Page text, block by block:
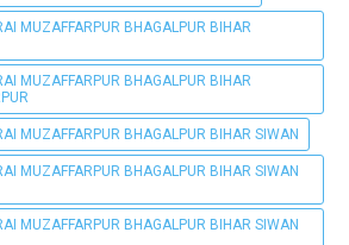
MUZAFFARPUR BHAGALPUR BIHAR
MUZAFFARPUR BHAGALPUR BIHAR
MUZAFFARPUR BHAGALPUR BIHAR SIWAN
MUZAFFARPUR BHAGALPUR BIHAR SIWAN
MUZAFFARPUR BHAGALPUR BIHAR SIWAN